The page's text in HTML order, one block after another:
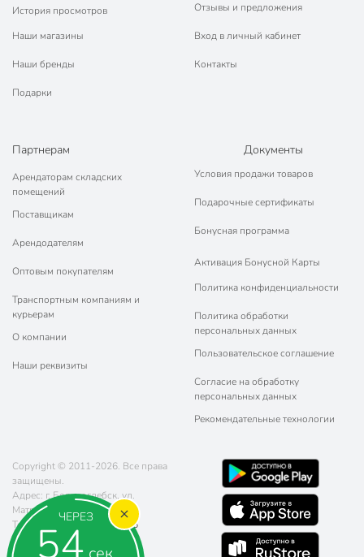
ЧЕРЕЗ
53
История просмотров
Наши магазины
Наши бренды
Подарки
Отзывы и предложения
Вход в личный кабинет
Контакты
Партнерам
Арендаторам складских
помещений
Поставщикам
Арендодателям
Оптовым покупателям
Транспортным компаниям и
курьерам
О компании
Наши реквизиты
Документы
Условия продажи товаров
Подарочные сертификаты
Бонусная программа
Активация Бонусной Карты
Политика конфиденциальности
Политика обработки
персональных данных
Пользовательское соглашение
Согласие на обработку
персональных данных
Рекомендательные технологии
Copyright © 2011-2026. Все права
защищены.
Адрес: г. Борисоглебск, ул.
Матросовская, д. 107
Телефон:
8 (800) 770-77-06
Почта:sales@poryadok.ru